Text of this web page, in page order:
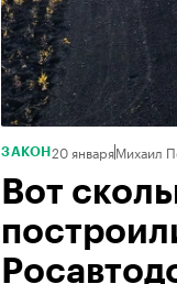
ЗАКОН 20 январяМихаил
Вот